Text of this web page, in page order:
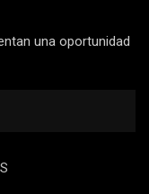
una oportunidad